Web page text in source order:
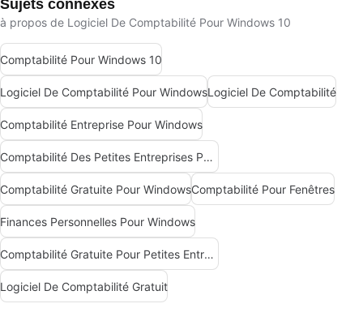
Sujets connexes
à propos de Logiciel De Comptabilité Pour Windows 10
Comptabilité Pour Windows 10
Logiciel De Comptabilité Pour WindowsLogiciel De Comptabilité
Comptabilité Entreprise Pour Windows
Comptabilité Des Petites Entreprises Pour Windows
Comptabilité Gratuite Pour WindowsComptabilité Pour Fenêtres
Finances Personnelles Pour Windows
Comptabilité Gratuite Pour Petites Entreprises Pour Windows
Logiciel De Comptabilité Gratuit